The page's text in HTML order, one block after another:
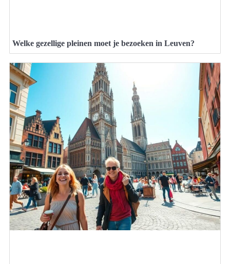
Welke gezellige pleinen moet je bezoeken in Leuven?